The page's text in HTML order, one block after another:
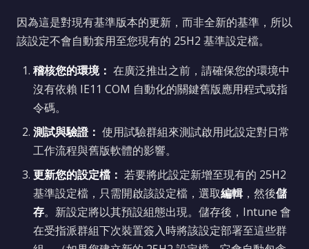
因為這是對現有基準版本的更新，而非全新的基準，所以
該設定不會自動套用至您現有的 25H2 基準設定檔。
稽核您的環境： 在廣泛推出之前，請確保您的環境中
沒有依賴 IE11 COM 自動化的關鍵舊版應用程式或指
令碼。
測試與驗證： 使用試驗群組來測試啟用此設定對日常
工作流程與舊版軟體的影響。
更新您的設定檔： 若要將此設定新增至現有的 25H2
基準設定檔，只需開啟該設定檔，選取編輯，然後儲
存。新設定將以其預設組態出現。儲存後，Intune 會
在受指派群組下次裝置簽入時將該設定部署至這些群